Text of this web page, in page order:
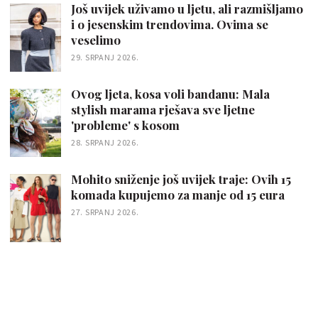
Još uvijek uživamo u ljetu, ali razmišljamo
i o jesenskim trendovima. Ovima se
veselimo
29. SRPANJ 2026.
Ovog ljeta, kosa voli bandanu: Mala
stylish marama rješava sve ljetne
'probleme' s kosom
28. SRPANJ 2026.
Mohito sniženje još uvijek traje: Ovih 15
komada kupujemo za manje od 15 eura
27. SRPANJ 2026.